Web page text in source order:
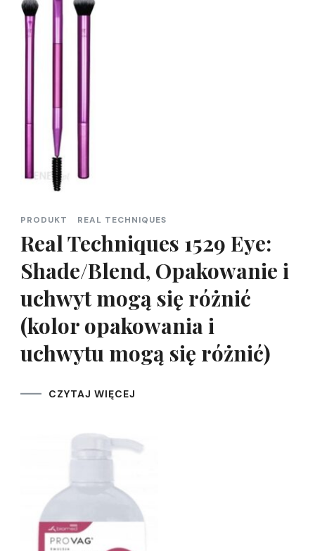
PRODUKT REAL TECHNIQUES
Real Techniques 1529 Eye:
Shade/Blend, Opakowanie i
uchwyt mogą się różnić
(kolor opakowania i
uchwytu mogą się różnić)
CZYTAJ WIĘCEJ